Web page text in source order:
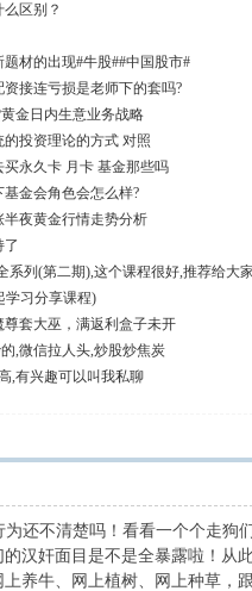
区别？
材的出现#牛股##中国股市#
接连亏损是老师下的套吗?
金日内生意业务战略
投资理论的方式 对照
永久卡 月卡 基金那些吗
金会角色会怎么样?
半夜黄金行情走势分析
了
系列(第二期),这个课程很好,推荐给大家
学习分享课程)
套大巫，满返利盒子未开
,微信拉人头,炒股炒焦炭
,有兴趣可以叫我私聊
还不清楚吗！看看一个个走狗
汉奸面目是不是全暴露啦！从
养牛、网上植树、网上种草，